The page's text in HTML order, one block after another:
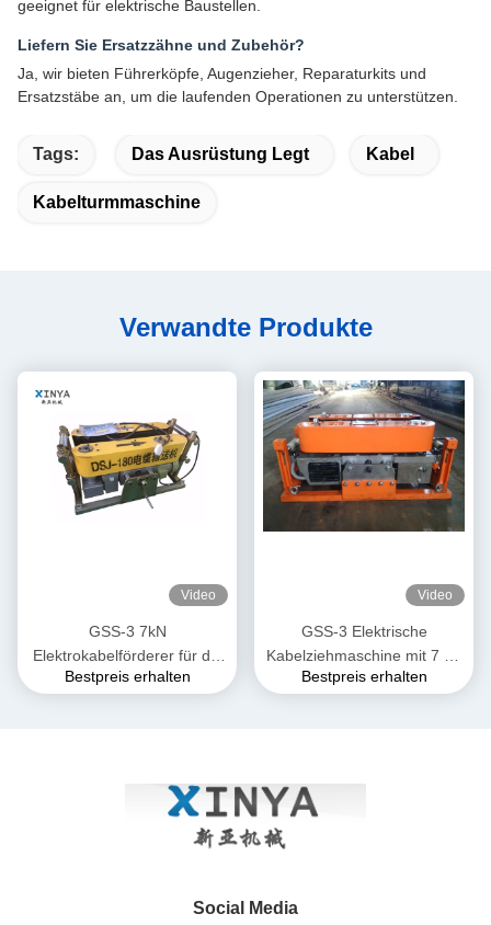
geeignet für elektrische Baustellen.
Liefern Sie Ersatzzähne und Zubehör?
Ja, wir bieten Führerköpfe, Augenzieher, Reparaturkits und
Ersatzstäbe an, um die laufenden Operationen zu unterstützen.
Tags: Das Ausrüstung Legt Kabel
Kabelturmmaschine
Verwandte Produkte
Video
GSS-3 7kN
Elektrokabelförderer für die
unterirdische
Bestpreis erhalten
Video
GSS-3 Elektrische
Kabelziehmaschine mit 7 kN
Zugkraft, CE-zertifiziert &
Bestpreis erhalten
Social Media